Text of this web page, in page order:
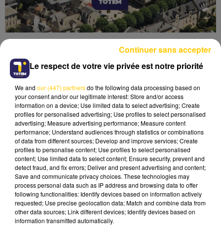
Lecture (4 min 6 sec)
15 décembre 2025 - 4 min 6 sec
L'INFO DE LA LOZÈRE DU 15/12/25 À
06H00
L'info de la Lozère
Le respect de votre vie privée est notre priorité
We and our (447) partnersdo the following data processing based on
your consent and/or our legitimate interest: Store and/or access
information on a device; Use limited data to select advertising; Create
profiles for personalised advertising; Use profiles to select personalised
advertising; Measure advertising performance; Measure content
performance; Understand audiences through statistics or combinations
of data from different sources; Develop and improve services; Create
profiles to personalise content; Use profiles to select personalised
content; Use limited data to select content; Ensure security, prevent and
detect fraud, and fix errors; Deliver and present advertising and content;
Save and communicate privacy choices. These technologies may
process personal data such as IP address and browsing data to offer
following functionalities: Identify devices based on information actively
requested; Use precise geolocation data; Match and combine data from
other data sources; Link different devices; Identify devices based on
information transmitted automatically.
Continuer sans accepter